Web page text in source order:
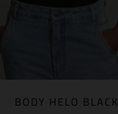
BODY HELO BLACK